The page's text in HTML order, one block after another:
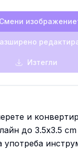
Смени
Изтегли
и
до 3.5x3.5 cm
употреба